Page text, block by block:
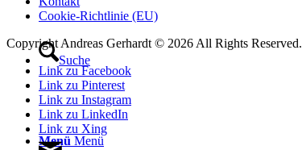
Suche
Menü Menü
Cookie-Richtlinie (EU)
Copyright Andreas Gerhardt © 2026 All Rights Reserved.
Link zu Facebook
Link zu Pinterest
Link zu Instagram
Link zu LinkedIn
Link zu Xing